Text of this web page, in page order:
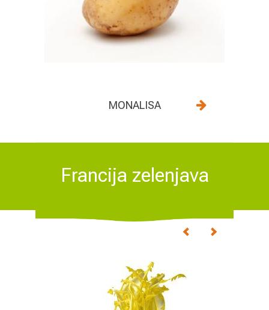
MONALISA
Francija zelenjava